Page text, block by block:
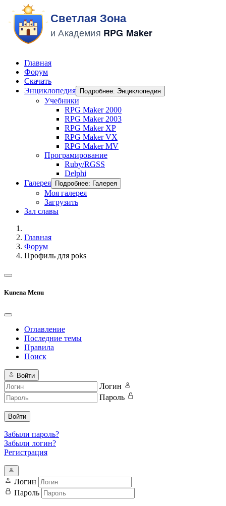
Главная
Форум
Скачать
Энциклопедия
Подробнее: Энциклопедия
Учебники
RPG Maker 2000
RPG Maker 2003
RPG Maker XP
RPG Maker VX
RPG Maker MV
Програмирование
Ruby/RGSS
Delphi
Галерея
Подробнее: Галерея
Моя галерея
Загрузить
Зал славы
Главная
Форум
Профиль для poks
Kunena Menu
Оглавление
Последние темы
Правила
Поиск
Войти
Логин
Пароль
Войти
Забыли пароль?
Забыли логин?
Регистрация
Логин
Пароль